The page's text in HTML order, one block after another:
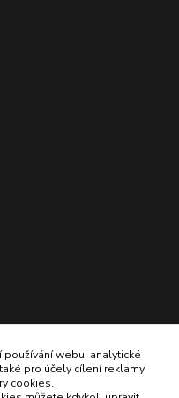
webu, analytické
pro účely cílení reklamy
cookies.